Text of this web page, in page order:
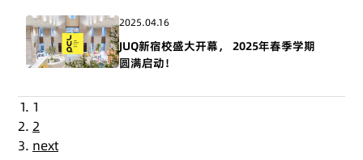
2025.04.16
JUQ新宿校盛大开幕， 2025年春季学期
圆满启动！
1
2
next